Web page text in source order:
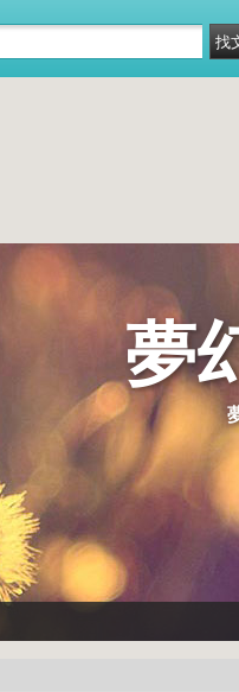
夢